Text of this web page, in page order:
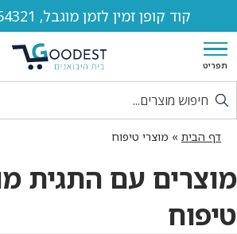
קוד קופן זמין לזמן מוגבל, 54321 - תתחדשו!
תפריט
דף הבית » מוצרי טיפוח
מוצרים עם התגית
טיפוח